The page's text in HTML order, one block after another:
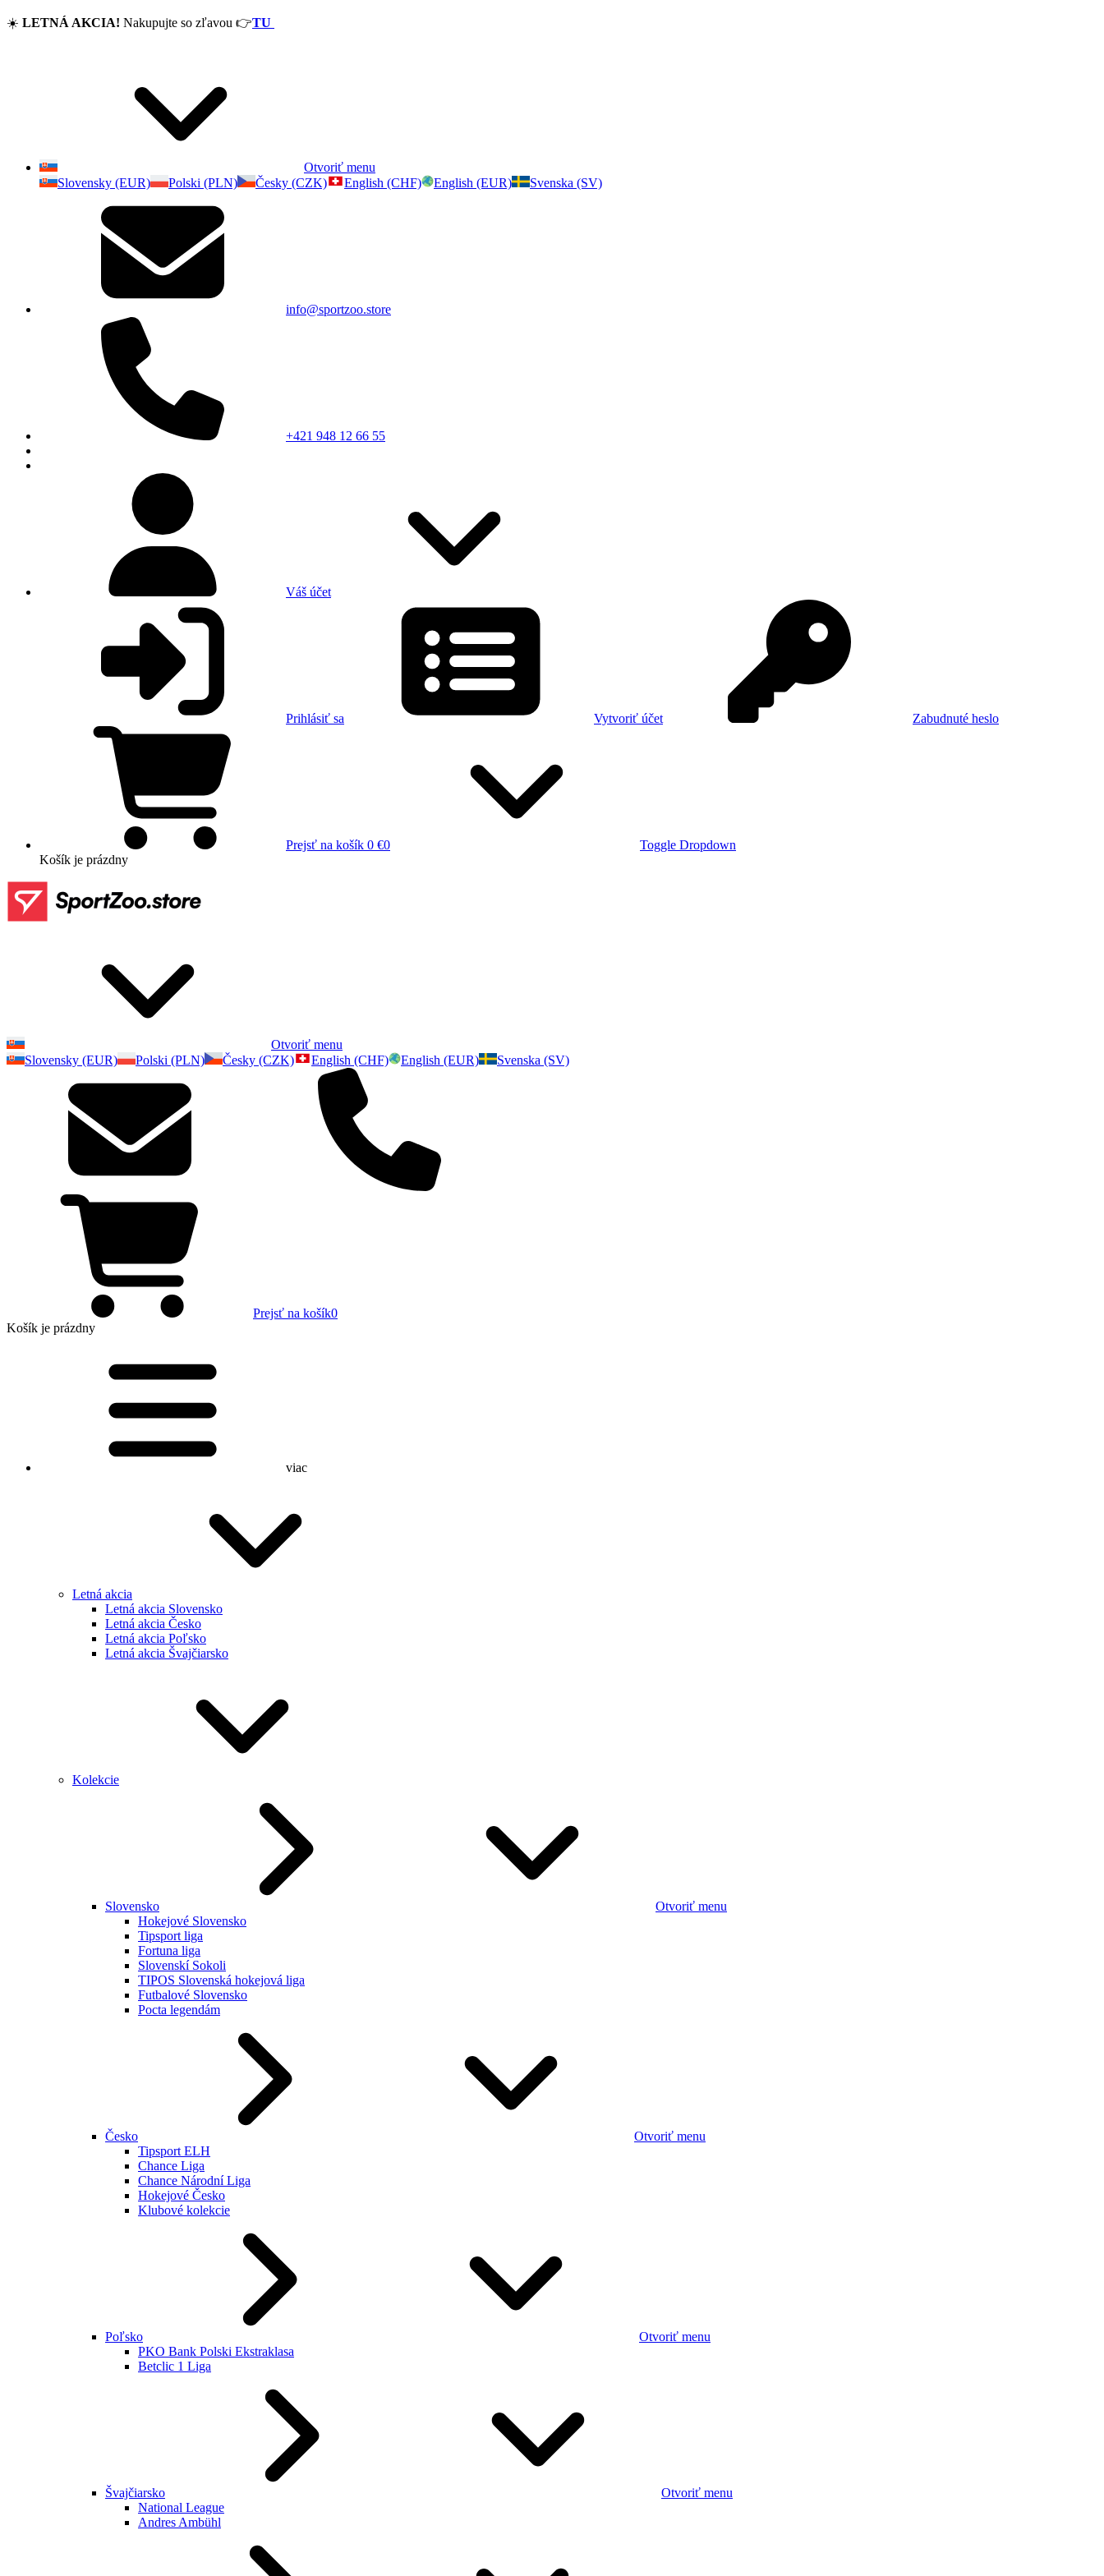
☀️ LETNÁ AKCIA! Nakupujte so zľavou 👉TU
Otvoriť menu
Slovensky (EUR)
Polski (PLN) Česky (CZK) English (CHF) English (EUR) Svenska (SV)
info@sportzoo.store
+421 948 12 66 55
Váš účet
Prihlásiť sa Vytvoriť účet Zabudnuté heslo
Prejsť na košík 0 €0
Toggle Dropdown
Košík je prázdny
Otvoriť menu
Slovensky (EUR)
Polski (PLN) Česky (CZK) English (CHF) English (EUR) Svenska (SV)
Prejsť na košík0
Košík je prázdny
viac
Letná akcia
Letná akcia Slovensko
Letná akcia Česko
Letná akcia Poľsko
Letná akcia Švajčiarsko
Kolekcie
Slovensko
Otvoriť menu
Hokejové Slovensko
Tipsport liga
Fortuna liga
Slovenskí Sokoli
TIPOS Slovenská hokejová liga
Futbalové Slovensko
Pocta legendám
Česko
Otvoriť menu
Tipsport ELH
Chance Liga
Chance Národní Liga
Hokejové Česko
Klubové kolekcie
Poľsko
Otvoriť menu
PKO Bank Polski Ekstraklasa
Betclic 1 Liga
Švajčiarsko
Otvoriť menu
National League
Andres Ambühl